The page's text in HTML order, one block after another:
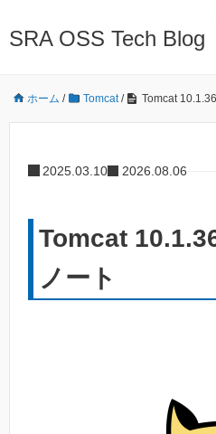
SRA OSS Tech Blog
ホーム / Tomcat/ Tomcat
2025.03.10 2026.08.06
Tomcat
ノート